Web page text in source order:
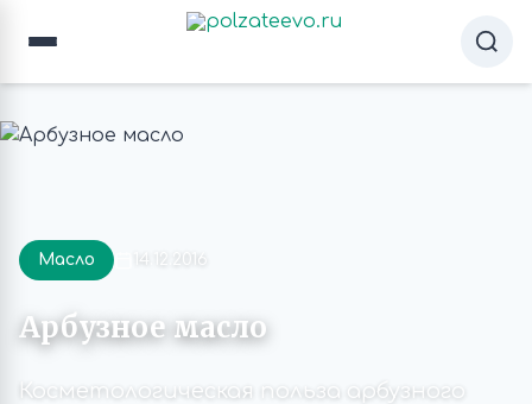
Масло 14.12.2016
Арбузное масло
Косметологическая польза арбузного